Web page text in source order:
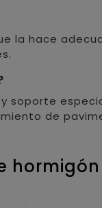
la hace
soporte
de